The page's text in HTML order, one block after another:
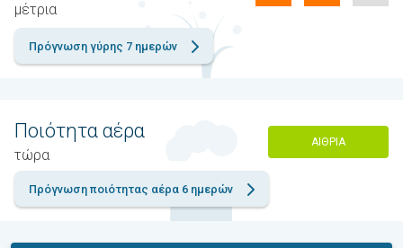
μέτρια
Πρόγνωση γύρης 7 ημερών
Ποιότητα αέρα
τώρα
ΑΊΘΡΙΑ
Πρόγνωση ποιότητας αέρα 6 ημερών